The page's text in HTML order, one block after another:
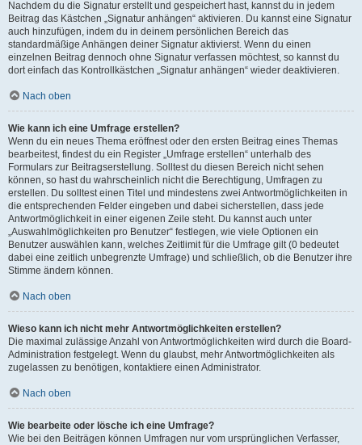
Nachdem du die Signatur erstellt und gespeichert hast, kannst du in jedem
Beitrag das Kästchen „Signatur anhängen“ aktivieren. Du kannst eine Signatur
auch hinzufügen, indem du in deinem persönlichen Bereich das
standardmäßige Anhängen deiner Signatur aktivierst. Wenn du einen
einzelnen Beitrag dennoch ohne Signatur verfassen möchtest, so kannst du
dort einfach das Kontrollkästchen „Signatur anhängen“ wieder deaktivieren.
Nach oben
Wie kann ich eine Umfrage erstellen?
Wenn du ein neues Thema eröffnest oder den ersten Beitrag eines Themas
bearbeitest, findest du ein Register „Umfrage erstellen“ unterhalb des
Formulars zur Beitragserstellung. Solltest du diesen Bereich nicht sehen
können, so hast du wahrscheinlich nicht die Berechtigung, Umfragen zu
erstellen. Du solltest einen Titel und mindestens zwei Antwortmöglichkeiten in
die entsprechenden Felder eingeben und dabei sicherstellen, dass jede
Antwortmöglichkeit in einer eigenen Zeile steht. Du kannst auch unter
„Auswahlmöglichkeiten pro Benutzer“ festlegen, wie viele Optionen ein
Benutzer auswählen kann, welches Zeitlimit für die Umfrage gilt (0 bedeutet
dabei eine zeitlich unbegrenzte Umfrage) und schließlich, ob die Benutzer ihre
Stimme ändern können.
Nach oben
Wieso kann ich nicht mehr Antwortmöglichkeiten erstellen?
Die maximal zulässige Anzahl von Antwortmöglichkeiten wird durch die Board-
Administration festgelegt. Wenn du glaubst, mehr Antwortmöglichkeiten als
zugelassen zu benötigen, kontaktiere einen Administrator.
Nach oben
Wie bearbeite oder lösche ich eine Umfrage?
Wie bei den Beiträgen können Umfragen nur vom ursprünglichen Verfasser,